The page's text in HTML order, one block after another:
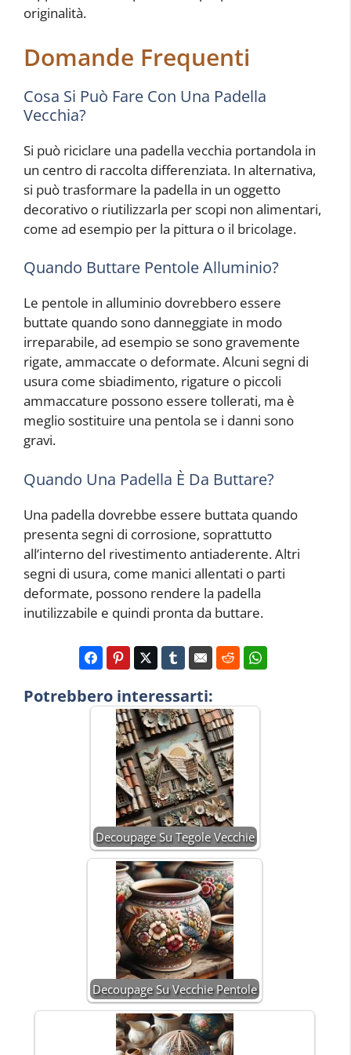
originalità.
Domande Frequenti
Cosa Si Può Fare Con Una Padella
Vecchia?
Si può riciclare una padella vecchia portandola in
un centro di raccolta differenziata. In alternativa,
si può trasformare la padella in un oggetto
decorativo o riutilizzarla per scopi non alimentari,
come ad esempio per la pittura o il bricolage.
Quando Buttare Pentole Alluminio?
Le pentole in alluminio dovrebbero essere
buttate quando sono danneggiate in modo
irreparabile, ad esempio se sono gravemente
rigate, ammaccate o deformate. Alcuni segni di
usura come sbiadimento, rigature o piccoli
ammaccature possono essere tollerati, ma è
meglio sostituire una pentola se i danni sono
gravi.
Quando Una Padella È Da Buttare?
Una padella dovrebbe essere buttata quando
presenta segni di corrosione, soprattutto
all’interno del rivestimento antiaderente. Altri
segni di usura, come manici allentati o parti
deformate, possono rendere la padella
inutilizzabile e quindi pronta da buttare.
Potrebbero interessarti:
Decoupage Su Tegole Vecchie
Decoupage Su Vecchie Pentole